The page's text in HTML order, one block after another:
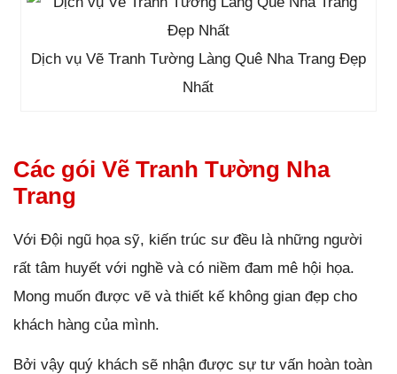
Dịch vụ Vẽ Tranh Tường Làng Quê Nha Trang Đẹp
Nhất
Các gói Vẽ Tranh Tường Nha
Trang
Với Đội ngũ họa sỹ, kiến trúc sư đều là những người
rất tâm huyết với nghề và có niềm đam mê hội họa.
Mong muốn được vẽ và thiết kế không gian đẹp cho
khách hàng của mình.
Bởi vậy quý khách sẽ nhận được sự tư vấn hoàn toàn